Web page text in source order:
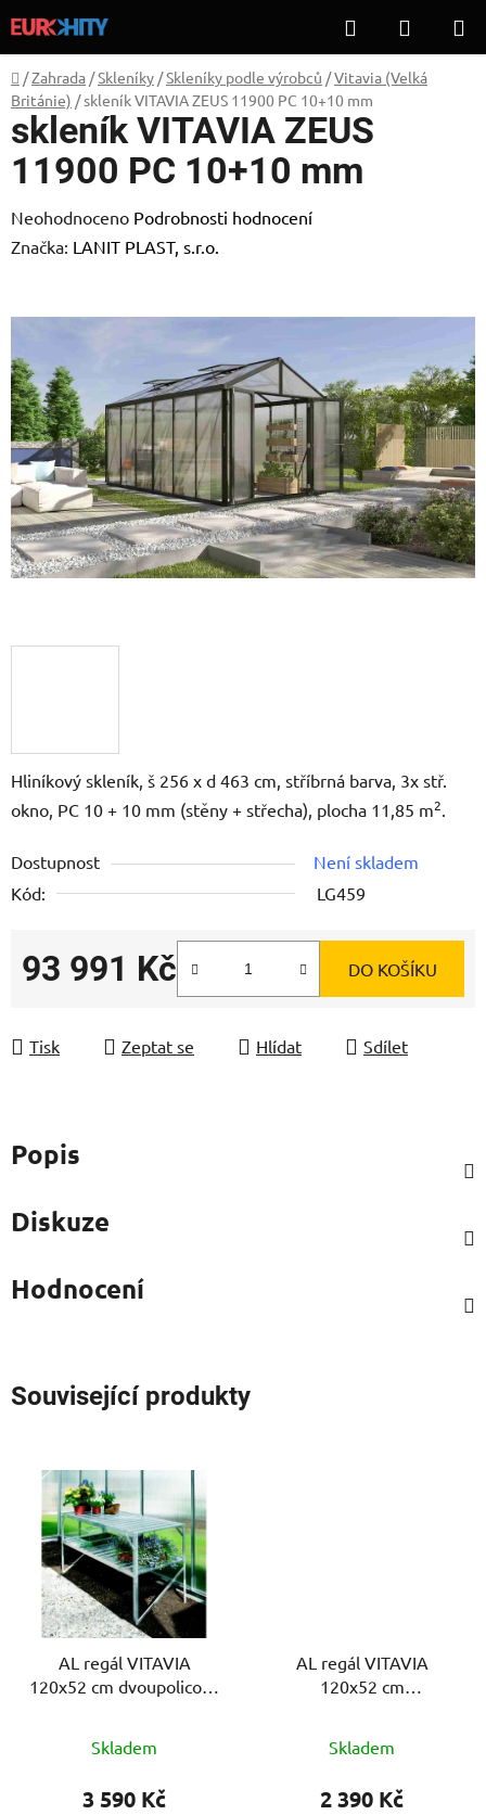
na
obsah
Hledat
KOŠÍK
Domů
/Zahrada /Skleníky /Skleníky podle výrobců /Vitavia (Velká
Británie) /skleník VITAVIA ZEUS 11900 PC 10+10 mm
Hliníkový skleník, š 256 x d 463 cm, stříbrná barva, 3x stř.
okno, PC 10 + 10 mm (stěny + střecha), plocha 11,85 m2
Dostupnost
Není skladem
Kód:
LG459
93 991 Kč DO KOŠÍKU
Tisk Zeptat se Hlídat Sdílet
skleník VITAVIA ZEUS
11900 PC 10+10 mm
Průměrné
hodnocení
z
5
hvězdiček.
Neohodnoceno Podrobnosti hodnocení
Značka: LANIT PLAST, s.r.o.
Popis
Diskuze
Hodnocení
Související produkty
AL regál VITAVIA
120x52 cm dvoupolicový
Skladem
3 590 Kč
AL regál VITAVIA
120x52 cm
Skladem
2 390 Kč